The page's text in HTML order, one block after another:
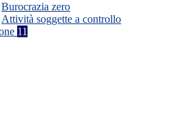
Burocrazia zero
Attività soggette a controllo
11